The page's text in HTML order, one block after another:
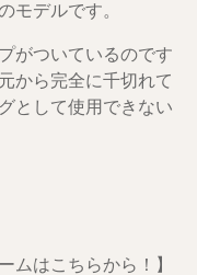
モデルです。
がついているのです
から完全に千切れて
として使用できない
ムはこちらから！】